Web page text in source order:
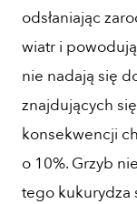
odsłaniając
wiatr i
nie nadają się
znajdujących
konsekwencji
o 10%. Grzyb
tego kukurydza